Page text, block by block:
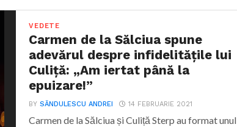
VEDETE
Carmen de la Sălciua spune
adevărul despre infidelitățile lui
Culiță: „Am iertat până la
epuizare!”
BYSĂNDULESCU ANDREI 14 FEBRUARIE 2021
Carmen de la Sălciua și Culiță Sterp au format unul